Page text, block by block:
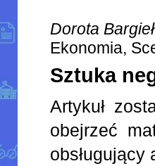
Dorota
Ekonomia,
Sztuka
Artykuł
obejrzeć